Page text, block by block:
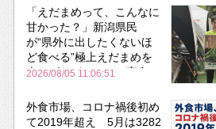
「えだまめって、こんなに
甘かった？」新潟県民
が“県外に出したくないほ
ど食べる”極上えだまめを
森のビアガーデンで実食
2026/08/05 11:06:51
外食市場、コロナ禍後初め
て2019年超え 5月は3282